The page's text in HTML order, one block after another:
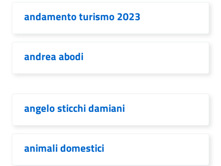
andamento turismo 2023
andrea abodi
angelo sticchi damiani
animali domestici